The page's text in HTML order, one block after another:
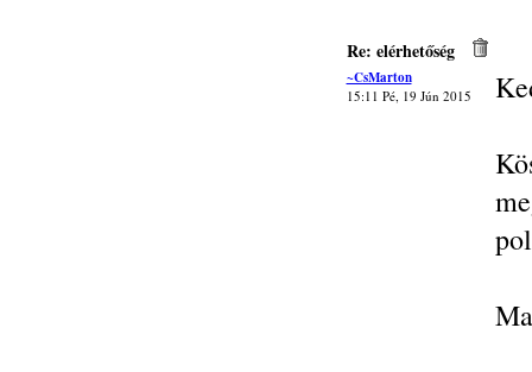
Re: elérhetőség
~CsMarton
15:11 Pé, 19 Jún 2015